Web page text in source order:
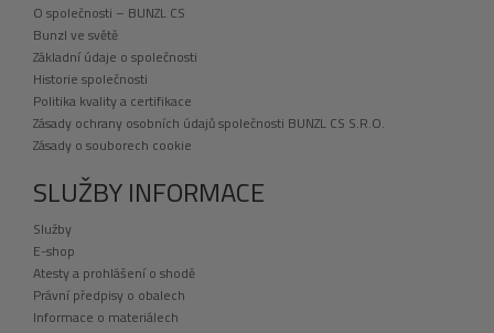
O společnosti – BUNZL CS
Bunzl ve světě
Základní údaje o společnosti
Historie společnosti
Politika kvality a certifikace
Zásady ochrany osobních údajů společnosti BUNZL CS S.R.O.
Zásady o souborech cookie
SLUŽBY INFORMACE
Služby
E-shop
Atesty a prohlášení o shodě
Právní předpisy o obalech
Informace o materiálech